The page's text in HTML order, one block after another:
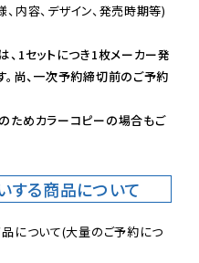
容、デザイン、発売時期等)
1セットにつき1枚メーカー発
尚、一次予約締切前のご予約
ためカラーコピーの場合もご
する商品について
について(大量のご予約につ